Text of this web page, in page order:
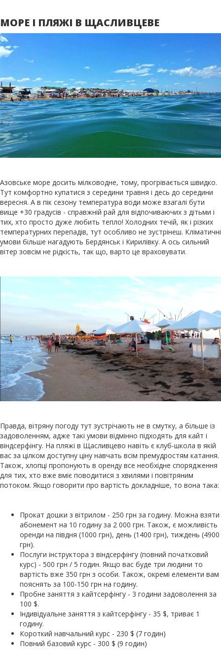
МОРЕ І ПЛЯЖІ В ЩАСЛИВЦЕВЕ
Азовське море досить мілководне, тому, прогрівається швидко.
Тут комфортно купатися з середини травня і десь до середини
вересня. А в пік сезону температура води може взагалі бути
вище +30 градусів - справжній рай для відпочиваючих з дітьми і
тих, хто просто дуже любить тепло! Холодних течій, як і різких
температурних перепадів, тут особливо не зустрінеш. Кліматичні
умови більше нагадують Бердянськ і Кирилівку. А ось сильний
вітер зовсім не рідкість, так що, варто це враховувати.
Правда, вітряну погоду тут зустрічають не в смутку, а більше із
задоволенням, адже такі умови відмінно підходять для кайт і
віндсерфінгу. На пляжі в Щасливцево навіть є клуб-школа в якій
вас за цілком доступну ціну навчать всім премудростям катання.
Також, хлопці пропонують в оренду все необхідне спорядження
для тих, хто вже вміє поводитися з хвилями і повітряним
потоком. Якщо говорити про вартість докладніше, то вона така:
Прокат дошки з вітрилом - 250 грн за годину. Можна взяти
абонемент на 10 годину за 2 000 грн. Також, є можливість
оренди на півдня (1000 грн), день (1400 грн), тиждень (4900
грн).
Послуги інструктора з віндсерфінгу (повний початковий
курс) - 500 грн / 5 годин. Якщо вас буде три людини то
вартість вже 350 грн з особи. Також, окремі елементи вам
пояснять за 100-150 грн на годину.
Пробне заняття з кайтсерфінгу - 3 години задоволення за
100 $.
Індивідуальне заняття з кайтсерфінгу - 35 $, триває 1
годину.
Короткий навчальний курс - 230 $ (7 годин)
Повний базовий курс - 300 $ (9 годин)